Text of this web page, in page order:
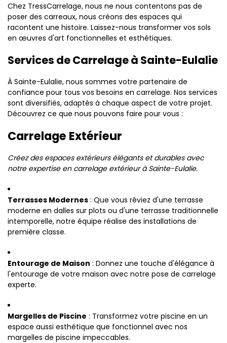
Chez TressCarrelage, nous ne nous contentons pas de
poser des carreaux, nous créons des espaces qui
racontent une histoire. Laissez-nous transformer vos sols
en œuvres d'art fonctionnelles et esthétiques.
Services de Carrelage à Sainte-Eulalie
À Sainte-Eulalie, nous sommes votre partenaire de
confiance pour tous vos besoins en carrelage. Nos services
sont diversifiés, adaptés à chaque aspect de votre projet.
Découvrez ce que nous pouvons faire pour vous :
Carrelage Extérieur
Créez des espaces extérieurs élégants et durables avec
notre expertise en carrelage extérieur à Sainte-Eulalie.
Terrasses Modernes : Que vous rêviez d'une terrasse
moderne en dalles sur plots ou d'une terrasse traditionnelle
intemporelle, notre équipe réalise des installations de
première classe.
Entourage de Maison : Donnez une touche d'élégance à
l'entourage de votre maison avec notre pose de carrelage
experte.
Margelles de Piscine : Transformez votre piscine en un
espace aussi esthétique que fonctionnel avec nos
margelles de piscine impeccables.